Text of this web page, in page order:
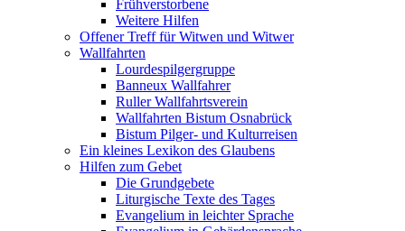
Frühverstorbene
Weitere Hilfen
Offener Treff für Witwen und Witwer
Wallfahrten
Lourdespilgergruppe
Banneux Wallfahrer
Ruller Wallfahrtsverein
Wallfahrten Bistum Osnabrück
Bistum Pilger- und Kulturreisen
Ein kleines Lexikon des Glaubens
Hilfen zum Gebet
Die Grundgebete
Liturgische Texte des Tages
Evangelium in leichter Sprache